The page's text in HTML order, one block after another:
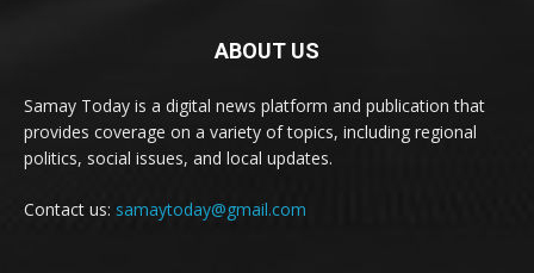
ABOUT US
Samay Today is a digital news platform and publication that
provides coverage on a variety of topics, including regional
politics, social issues, and local updates.
Contact us: samaytoday@gmail.com